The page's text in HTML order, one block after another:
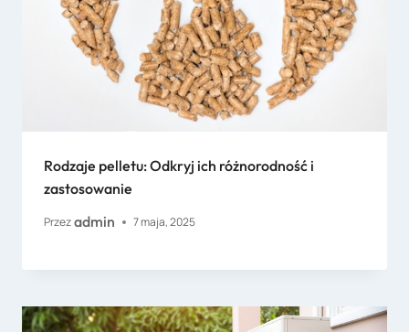
Rodzaje pelletu: Odkryj ich różnorodność i
zastosowanie
Przezadmin 7 maja, 2025